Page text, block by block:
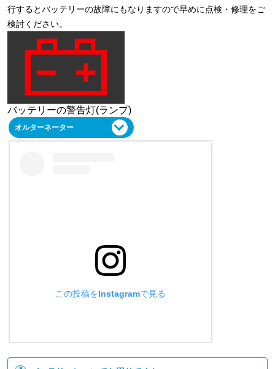
行するとバッテリーの故障にもなりますので早めに点検・修理をご
検討ください。
バッテリーの警告灯(ランプ)
オルターネーター
この投稿をInstagramで見る